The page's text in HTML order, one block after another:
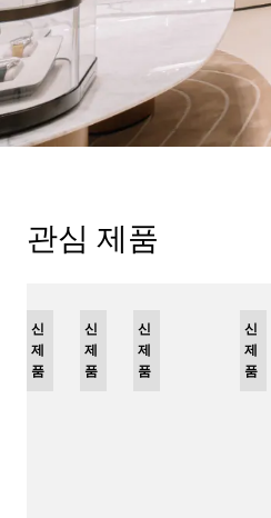
관심 제품
신
제
품
신
제
품
신
제
품
신
제
품